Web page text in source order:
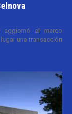
aggiornó el marco
una transacción